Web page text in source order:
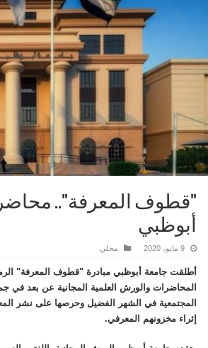
"قطوف المعرفة"..
أبوظبي
9 مايو، 2020 محلي
أطلقت جامعة أبوظبي مبادرة "قطوف المعرفة"
المحاضرات والورش العلمية المجانية عن بعد في
المجتمعية في الشهر الفضيل وحرصها على نشر
إثراء مخزونهم المعرفي.